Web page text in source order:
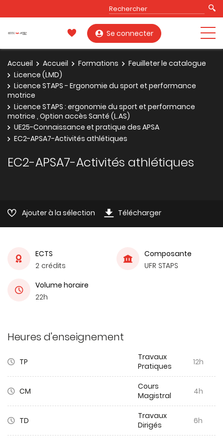
Se connecter
Accueil Accueil Formations
Feuilleter le catalogue
Licence (LMD)
Licence STAPS - Ergonomie du sport et performance
motrice
Licence STAPS : ergonomie du sport et performance
motrice , Option accès Santé (L.AS)
UE25-Connaissance et pratique des APSA
EC2-APSA7-Activités athlétiques
EC2-APSA7-Activités athlétiques
Ajouter à la sélection Télécharger
ECTS
2 crédits
Composante
UFR STAPS
Volume horaire
22h
Heures d'enseignement
TP
Travaux
Pratiques
12h
CM
Cours
Magistral
4h
TD
Travaux
Dirigés
6h